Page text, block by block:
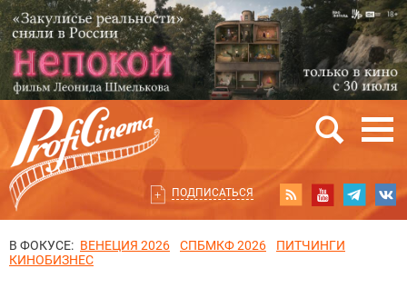
ПОДПИСАТЬСЯ
В ФОКУСЕ: ВЕНЕЦИЯ 2026 СПБМКФ 2026
ПИТЧИНГИ
КИНОБИЗНЕС